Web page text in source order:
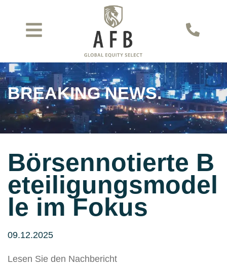
BREAKING NEWS.
Börsennotierte B
eteiligungsmodel
le im Fokus
09.12.2025
Lesen Sie den Nachbericht